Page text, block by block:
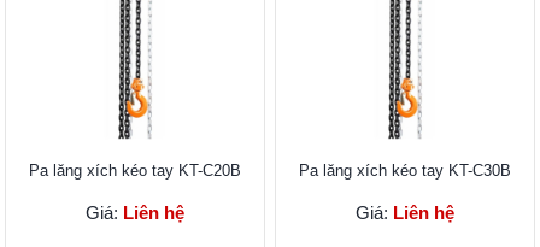
Pa lăng xích kéo tay KT-C20B
Giá: Liên hệ
Pa lăng xích kéo tay KT-C30B
Giá: Liên hệ